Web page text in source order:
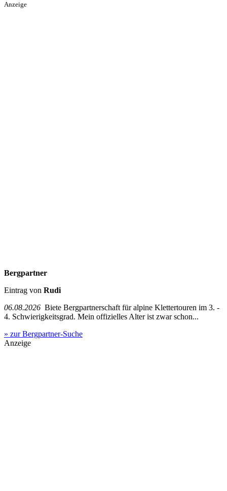
Anzeige
Bergpartner
Eintrag von Rudi
06.08.2026 Biete Bergpartnerschaft für alpine Klettertouren im 3. -
4. Schwierigkeitsgrad. Mein offizielles Alter ist zwar schon...
» zur Bergpartner-Suche
Anzeige